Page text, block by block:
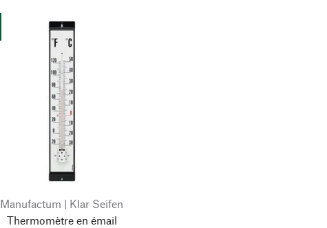
Manufactum | Klar Seifen
Thermomètre en émail